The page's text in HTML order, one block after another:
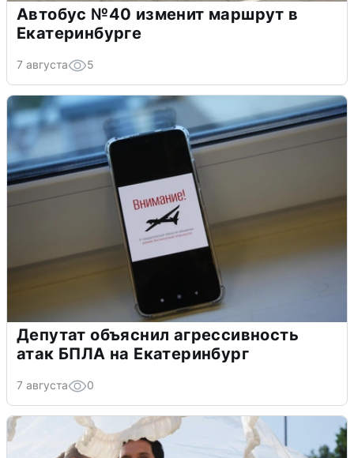
Автобус №40 изменит маршрут в
Екатеринбурге
7 августа 5
Депутат объяснил агрессивность
атак БПЛА на Екатеринбург
7 августа 0